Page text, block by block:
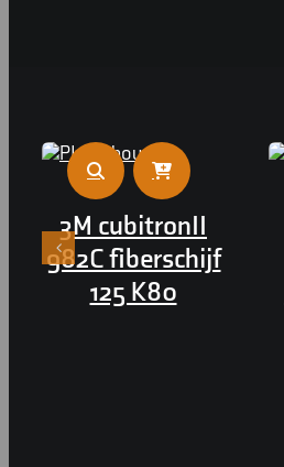
3M cubitronII
982C fiberschijf
125 K80